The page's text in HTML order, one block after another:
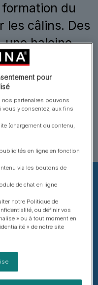
du
les câlins. Des
une haleine
de bisous
vous le
?
que c’est
!
pour
partenaires pouvons
y consentez, aux fins
(chargement du contenu,
en ligne en fonction
via les boutons de
de chat en ligne
notre Politique de
ou définir vos
» ou à tout moment en
» de notre site